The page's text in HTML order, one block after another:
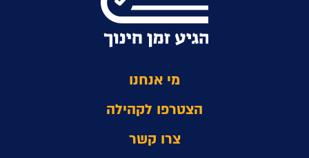
מי אנחנו
הצטרפו לקהילה
צרו קשר